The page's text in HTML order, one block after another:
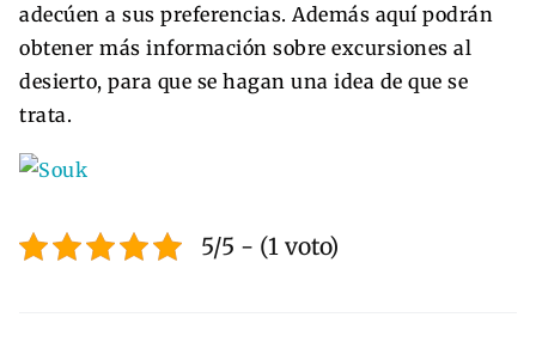
adecúen a sus preferencias. Además aquí podrán
obtener más información sobre excursiones al
desierto, para que se hagan una idea de que se
trata.
5/5 - (1 voto)